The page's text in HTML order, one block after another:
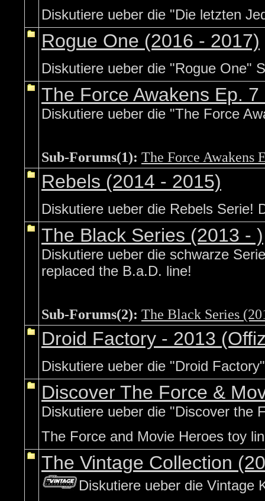
Diskutiere ueber die "Die letzten
Rogue One (2016 - 2017)
Diskutiere ueber die "Rogue One"
The Force Awakens Ep.
Diskutiere ueber die "The Force
Sub-Forums(1): The Force Awakens
Rebels (2014 - 2015)
Diskutiere ueber die Rebels Serie!
The Black Series (2013 - )
Diskutiere ueber die schwarze
replaced the B.a.D. line!
Sub-Forums(2): The Black Series
Droid Factory - 2013
Diskutiere ueber die "Droid
Discover The Force &
Diskutiere ueber die "Discover the
The Force and Movie Heroes toy
The Vintage Collection
Diskutiere ueber die Vintage